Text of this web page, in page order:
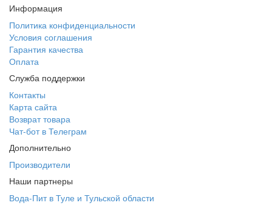
Информация
Политика конфиденциальности
Условия соглашения
Гарантия качества
Оплата
Служба поддержки
Контакты
Карта сайта
Возврат товара
Чат-бот в Телеграм
Дополнительно
Производители
Наши партнеры
Вода-Пит в Туле и Тульской области